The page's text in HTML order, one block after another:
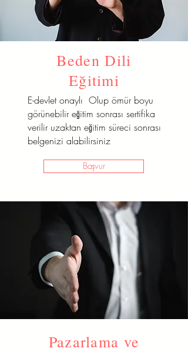
Beden Dili
Eğitimi
E-devlet onaylı Olup ömür boyu
görünebilir eğitim sonrası sertifika
verilir uzaktan eğitim süreci sonrası
belgenizi alabilirsiniz
Başvur
Pazarlama ve